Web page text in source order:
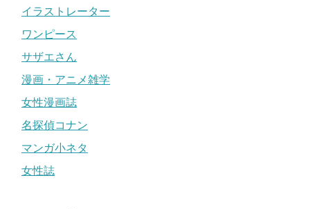
イラストレーター
ワンピース
サザエさん
漫画・アニメ雑学
女性漫画誌
名探偵コナン
マンガ小ネタ
女性誌